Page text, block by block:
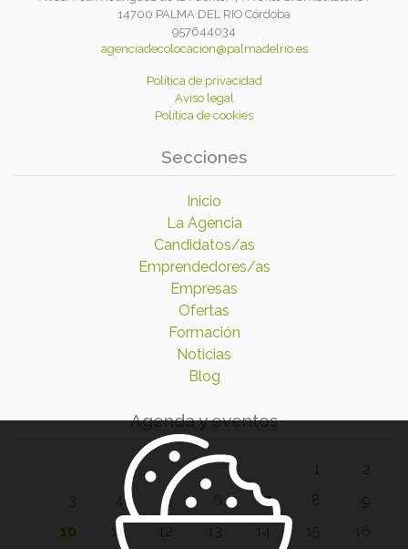
14700 PALMA DEL RIO Córdoba
957644034
agenciadecolocacion@palmadelrio.es
Política de privacidad
Aviso legal
Política de cookies
Secciones
Inicio
La Agencia
Candidatos/as
Emprendedores/as
Empresas
Ofertas
Formación
Noticias
Blog
Agenda y eventos
5 7
10
11